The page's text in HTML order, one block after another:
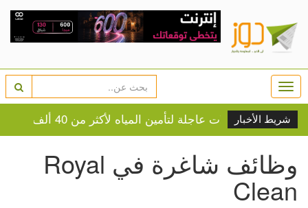
شريط الأخبار
تدخلات عاجلة لتأمين المياه لأكثر من 40 ألف مواطن في نابلس
وظائف شاغرة في Royal
Clean